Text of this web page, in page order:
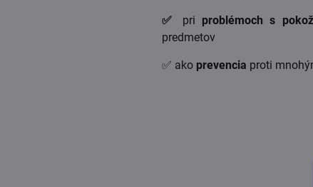
✅ pri problémoch s
predmetov
✅ ako prevencia proti